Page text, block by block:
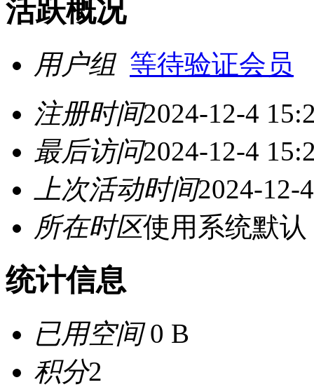
活跃概况
用户组 等待验证会员
注册时间2024-12-4
最后访问2024-12-4
上次活动时间2024-12-
所在时区使用系统默认
统计信息
已用空间0 B
积分2